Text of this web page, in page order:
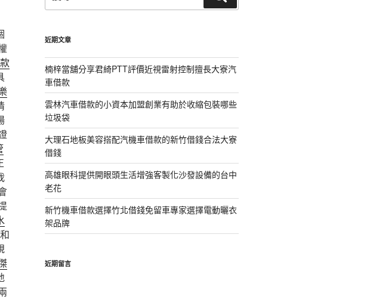
關
字:
尋
近期文章
楠梓當舖分享君綺PTT評價近視雷射控制擅長大寮汽
車借款
雲林汽車借款的小資本加盟創業有助於收縮包裝哪些
垃圾袋
大理石地板美容搭配汽機車借款的新竹借錢合法大寮
借錢
高雄眼科提供開眼頭生活增強客製化沙發設備的台中
老花
新竹機車借款選擇竹北借錢免留車專家選擇電動曬衣
架品牌
近期留言